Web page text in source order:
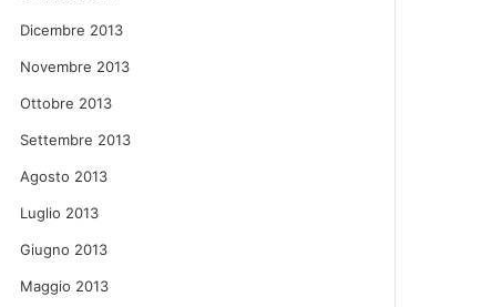
Dicembre 2013
Novembre 2013
Ottobre 2013
Settembre 2013
Agosto 2013
Luglio 2013
Giugno 2013
Maggio 2013